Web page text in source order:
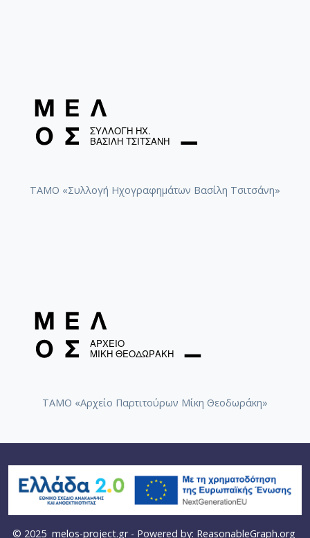
ΤΑΜΟ «Συλλογή Ηχογραφημάτων Βασίλη Τσιτσάνη»
ΤΑΜΟ «Αρχείο Παρτιτούρων Μίκη Θεοδωράκη»
© 2025 melos-project.gr- Powered by: ReasonableGraph.org